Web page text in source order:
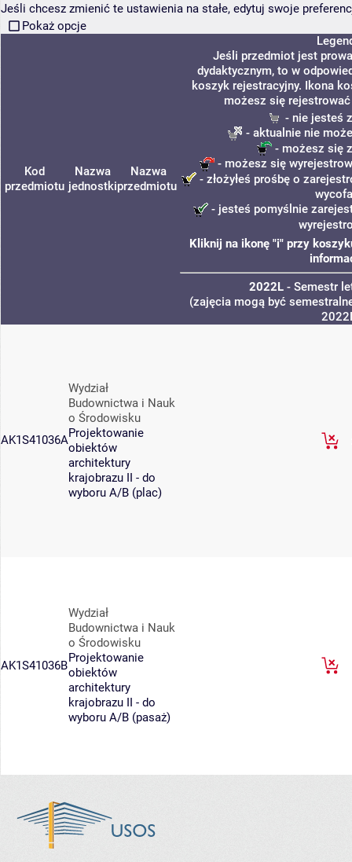
Jeśli chcesz zmienić te ustawienia na stałe, edytuj swoje
Pokaż opcje
Kod
przedmiotu
Nazwa
jednostki
Nazwa
przedmiotu
Jeśli przedmiot jest
dydaktycznym, to w
koszyk rejestracyjny. Ikona
możesz się
- nie jesteś
- aktualnie nie
- możesz się
- możesz się
- złożyłeś prośbę o
- jesteś pomyślnie
Kliknij na ikonę "i" przy
2022L - Semestr
(zajęcia mogą być
AK1S41036A
Wydział
Budownictwa i Nauk
o Środowisku
Projektowanie
obiektów
architektury
krajobrazu II - do
wyboru A/B (plac)
AK1S41036B
Wydział
Budownictwa i Nauk
o Środowisku
Projektowanie
obiektów
architektury
krajobrazu II - do
wyboru A/B (pasaż)